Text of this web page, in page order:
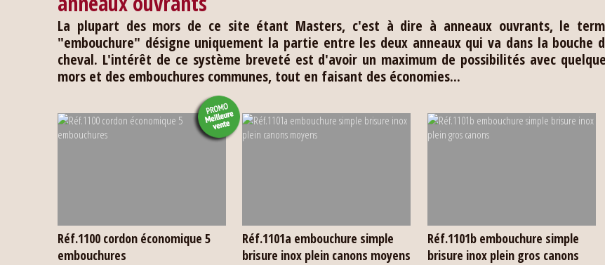
La plupart des mors de ce site étant Masters, c'est à dire à anneaux ouvrants, le
"embouchure" désigne uniquement la partie entre les deux anneaux qui va dans la bouche
cheval. L'intérêt de ce système breveté est d'avoir un maximum de possibilités avec
mors et des embouchures communes, tout en faisant des économies...
Réf.1100 cordon économique 5
embouchures
Réf.1101a embouchure simple
brisure inox plein canons moyens
Réf.1101b embouchure simple
brisure inox plein gros canons